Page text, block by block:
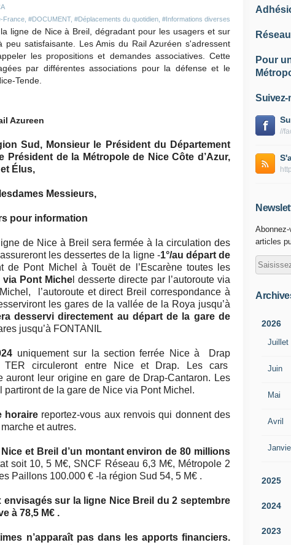
France #DOCUMENT, #Déplacements du quotidien #Informations diverses
ligne de Nice à Breil, dégradant pour les usagers et sur
satisfaisante. Les Amis du Rail Azuréen s'adressent
les propositions et demandes associatives. Cette
par différentes associations pour la défense et le
Tende.
Azureen
Sud, Monsieur le Président du Département
Président de la Métropole de Nice Côte d’Azur,
Élus,
Messieurs,
pour information
de Nice à Breil sera fermée à la circulation des
les dessertes de la ligne -1°/au départ de
de Pont Michel à Touët de l’Escarène toutes les
via Pont Miche l desserte directe par l’autoroute via
l’autoroute et direct Breil correspondance à
les gares de la vallée de la Roya jusqu’à
desservi directement au départ de la gare de
jusqu’à FONTANIL
uniquement sur la section ferrée Nice à Drap
TER circuleront entre Nice et Drap. Les cars
auront leur origine en gare de Drap-Cantaron. Les
de la gare de Nice via Pont Michel.
horaire reportez-vous aux renvois qui donnent des
et autres.
et Breil d’un montant environ de 80 millions
soit 10, 5 M€, SNCF Réseau 6,3 M€, Métropole 2
Paillons 100.000 € -la région Sud 54, 5 M€ .
sur la ligne Nice Breil du 2 septembre
à 78,5 M€ .
n’apparaît pas dans les apports financiers.
Pour
Suivez-
articles
2026
Juillet
Juin
Mai
Avril
2025
2024
2023